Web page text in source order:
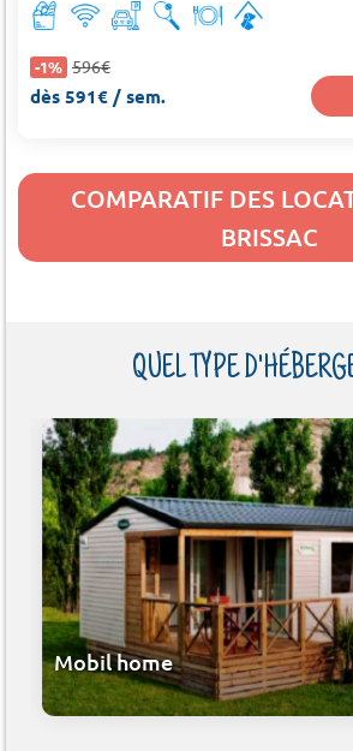
-1% 596€
dès 591€ / sem.
COMPARATIF DES
BRISSAC
QUEL TYPE
Mobil home